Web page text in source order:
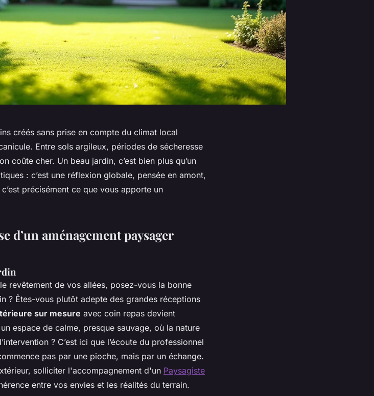
créés sans prise en compte du climat local
Entre sols argileux, périodes de sécheresse
coûte cher. Un beau jardin, c’est bien plus qu’un
: c’est une réflexion globale, pensée en amont,
précisément ce que vous apporte un
d’un aménagement paysager
revêtement de vos allées, posez-vous la bonne
? Êtes-vous plutôt adepte des grandes réceptions
sur mesure avec coin repas devient
espace de calme, presque sauvage, où la nature
? C’est ici que l’écoute du professionnel
pas par une pioche, mais par un échange.
solliciter l'accompagnement d'un Paysagiste
entre vos envies et les réalités du terrain.